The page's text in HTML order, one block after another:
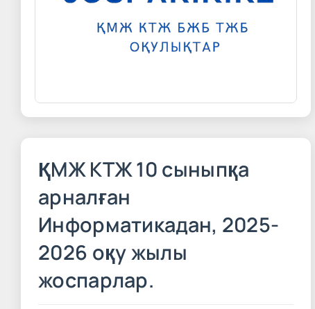
ҚМЖ КТЖ 10 сыныпқа
арналған
Информатикадан, 2025-
2026 оқу жылы
жоспарлар.